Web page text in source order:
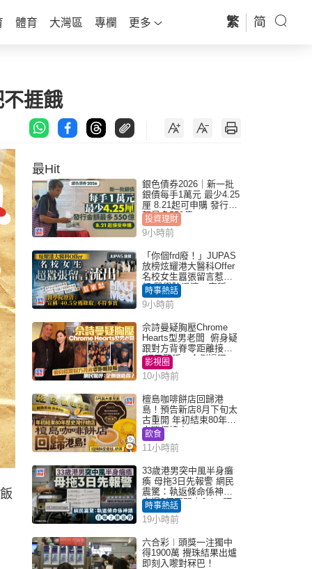
體育 大灣區 專欄 更多 繁 简
捱餓
最Hit
銀色債券2026｜新一批
銀債每手1萬元 最少4.25
厘 8.21起可申購 發行金
額最多550億
投資理財
9小時前
「你個frd廢！」JUPAS
放榜炫耀港大醫科Offer
名校女生囂張留言惹眾
怒 醫學院澄清：宣稱
「40.5分獲錄取」不符事
實｜Juicy叮
時事熱話
9小時前
佘詩曼疑胸壓Chrome
Hearts型男老闆 俯身疑
跟對方背脊零距離接觸
網民驚呼：企側邊唔
得？
影視圈
10小時前
檀島咖啡餅店回歸港
島！預告新店8月下旬太
古重開 年初結束80年歷
史灣仔總店
飲食
11小時前
33歲港男突中風半身癱
瘓 母拖3日先報警 網民
震驚：執返條命係神蹟
自爆2個惡習｜Juicy叮
時事熱話
19小時前
六合彩︱頭獎一注獨中
得1900萬 攪珠結果出爐
即刻入嚟對冧巴！